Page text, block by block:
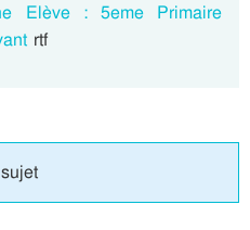
Elève : 5eme Primaire
rtf